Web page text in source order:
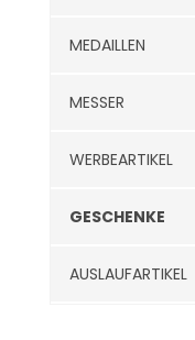
MEDAILLEN
MESSER
WERBEARTIKEL
GESCHENKE
AUSLAUFARTIKEL